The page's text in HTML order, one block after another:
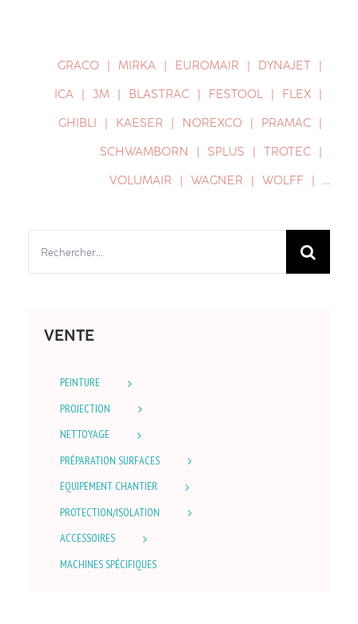
GRACO MIRKA EUROMAIR
DYNAJET
ICA
3M BLASTRAC FESTOOL
FLEX
GHIBLI
KAESER NOREXCO
PRAMAC
SCHWAMBORN
SPLUS
TROTEC
VOLUMAIR
WAGNER WOLFF …
VENTE
PEINTURE
PROJECTION
NETTOYAGE
PRÉPARATION SURFACES
EQUIPEMENT CHANTIER
PROTECTION/ISOLATION
ACCESSOIRES
MACHINES SPÉCIFIQUES